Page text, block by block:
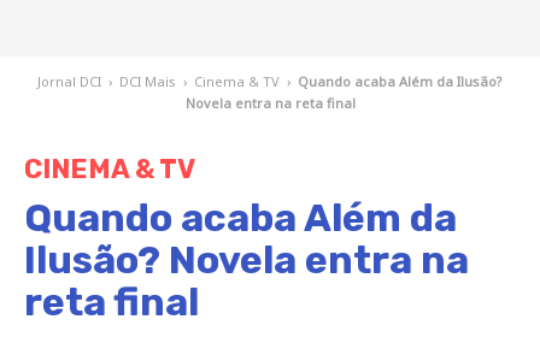
Jornal DCI › DCI Mais › Cinema & TV › Quando acaba Além da Ilusão?
Novela entra na reta final
CINEMA & TV
Quando acaba Além da
Ilusão? Novela entra na
reta final